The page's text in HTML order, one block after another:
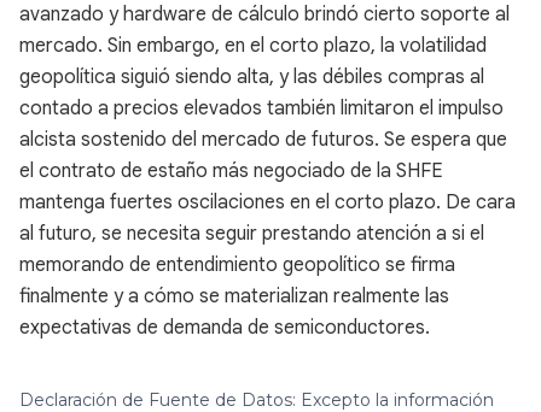
avanzado y hardware de cálculo brindó cierto soporte al
mercado. Sin embargo, en el corto plazo, la volatilidad
geopolítica siguió siendo alta, y las débiles compras al
contado a precios elevados también limitaron el impulso
alcista sostenido del mercado de futuros. Se espera que
el contrato de estaño más negociado de la SHFE
mantenga fuertes oscilaciones en el corto plazo. De cara
al futuro, se necesita seguir prestando atención a si el
memorando de entendimiento geopolítico se firma
finalmente y a cómo se materializan realmente las
expectativas de demanda de semiconductores.
Declaración de Fuente de Datos: Excepto la información